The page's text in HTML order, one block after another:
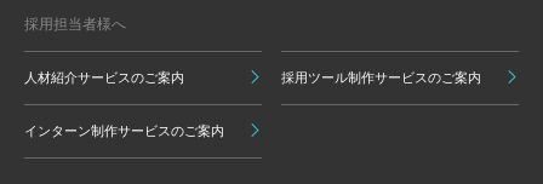
採用担当者様へ
人材紹介サービスのご案内 採用ツール制作サービスのご案内
インターン制作サービスのご案内